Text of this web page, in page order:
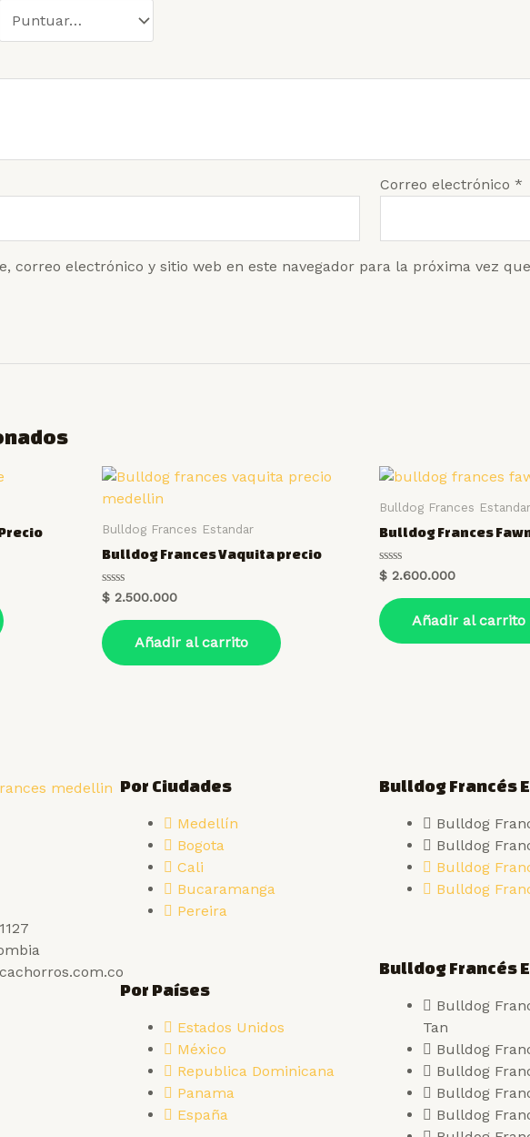
Correo electrónico*
correo electrónico y sitio web en este navegador para la próxima vez
Bulldog Frances Estandar
Bulldog Frances Vaquita precio
Valorado
en
de
5
$ 2.500.000
Añadir al carrito
Bulldog Frances Estandar
Bulldog Frances
Valorado
en
de
5
$ 2.600.000
Añadir al carrito
Por Ciudades
Medellín
Bogota
Cali
Bucaramanga
Pereira
Por Países
Estados Unidos
México
Republica Dominicana
Panama
España
Bulldog Francés
Bulldog
Bulldog
Bulldog
Bulldog
Bulldog Francés
Bulldog
Tan
Bulldog
Bulldog
Bulldog
Bulldog